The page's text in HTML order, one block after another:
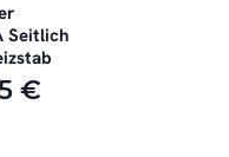
Seitlich
€